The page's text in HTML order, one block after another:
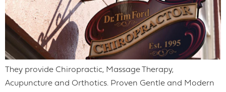
They provide Chiropractic, Massage Therapy,
Acupuncture and Orthotics. Proven Gentle and Modern